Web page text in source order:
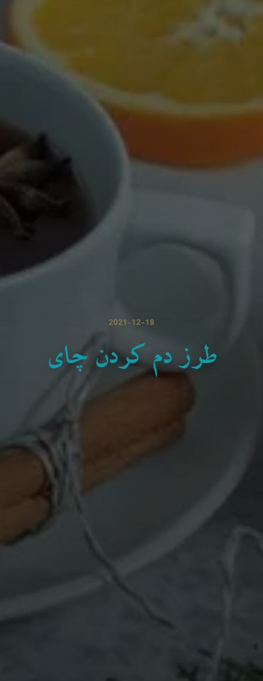
2021-12-18
طرز دم کردن چای